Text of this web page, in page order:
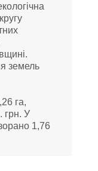
земель
га,
грн. У
1,76